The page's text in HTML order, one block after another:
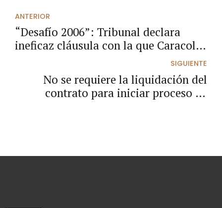
ANTERIOR
“Desafío 2006”: Tribunal declara
ineficaz cláusula con la que Caracol
buscaba evadir su responsabilidadSIGUIENTE
No se requiere la liquidación del
contrato para iniciar proceso de